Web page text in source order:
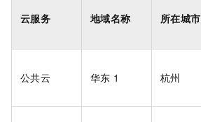
云服务 地域名称 所在城市
公共云 华东 1 杭州